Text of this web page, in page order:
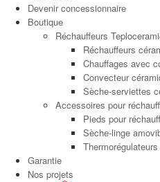
Devenir concessionnaire
Boutique
Réchauffeurs
Réchauffeurs
Chauffages avec
Convecteur
Sèche-serviettes
Accessoires pour
Pieds pour
Sèche-linge
Garantie
Nos projets